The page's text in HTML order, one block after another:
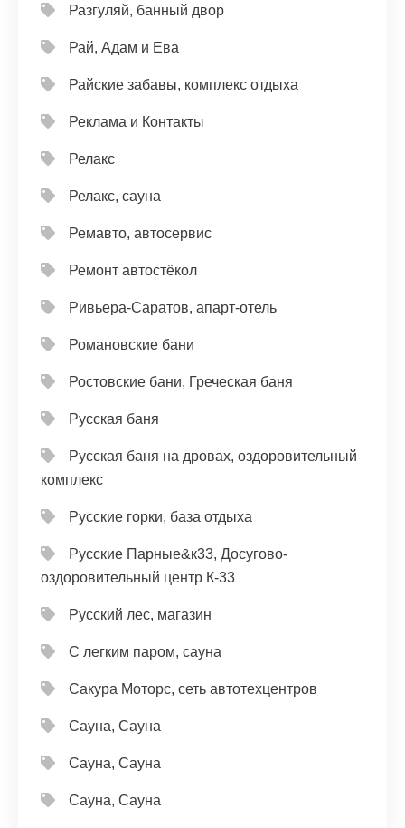
Разгуляй, банный двор
Рай, Адам и Ева
Райские забавы, комплекс отдыха
Реклама и Контакты
Релакс
Релакс, сауна
Ремавто, автосервис
Ремонт автостёкол
Ривьера-Саратов, апарт-отель
Романовские бани
Ростовские бани, Греческая баня
Русская баня
Русская баня на дровах, оздоровительный
комплекс
Русские горки, база отдыха
Русские Парные&к33, Досугово-
оздоровительный центр К-33
Русский лес, магазин
С легким паром, сауна
Сакура Моторс, сеть автотехцентров
Сауна, Сауна
Сауна, Сауна
Сауна, Сауна